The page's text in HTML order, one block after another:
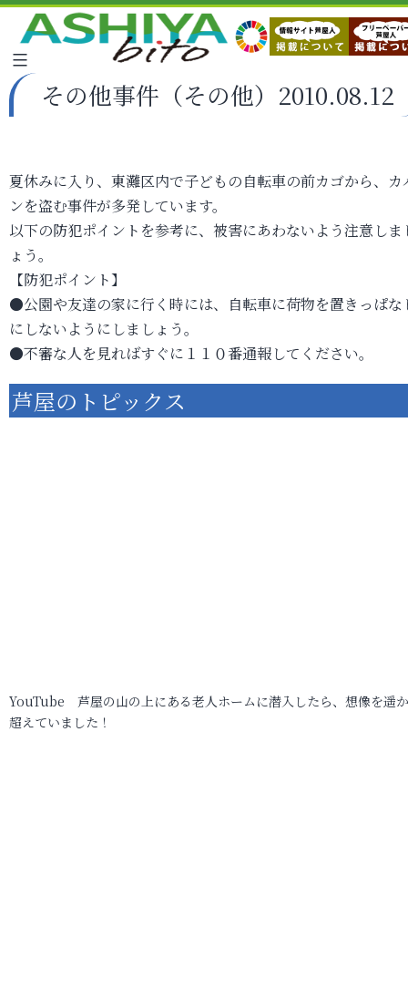
その他事件（その他）2010.08.12
夏休みに入り、東灘区内で子どもの自転車の前カゴから、カ
ンを盗む事件が多発しています。
以下の防犯ポイントを参考に、被害にあわないよう注意しま
ょう。
【防犯ポイント】
●公園や友達の家に行く時には、自転車に荷物を置きっぱな
にしないようにしましょう。
●不審な人を見ればすぐに１１０番通報してください。
芦屋のトピックス
YouTube 芦屋の山の上にある老人ホームに潜入したら、想像を遥
超えていました！